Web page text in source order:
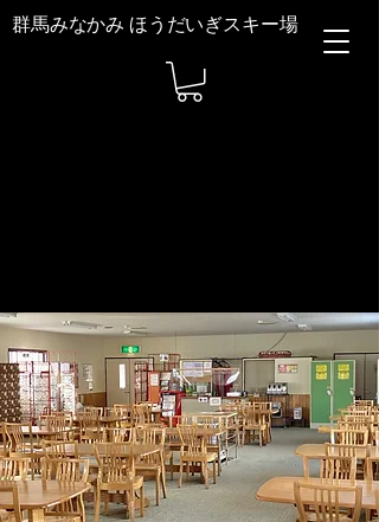
群馬みなかみ ほうだいぎスキー場